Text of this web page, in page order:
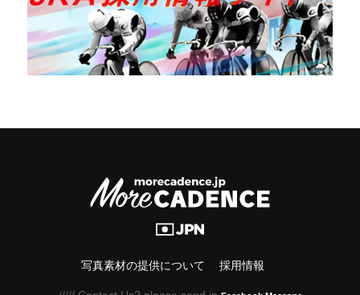
写真素材の提供について 採用情報